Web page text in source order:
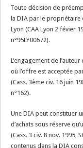
Toute décision de
la DIA par le propriétaire
Lyon (CAA Lyon 2 févier
n°95LY00672).
L’engagement de
où l’offre est acceptée
(Cass. 3ème civ. 16 juin
n°162).
Une DIA peut constituer
d’achats sous réserve
(Cass. 3 civ. 8 nov. 1995,
contenus dans la DIA